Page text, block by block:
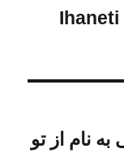
دانلود آهنگ جدید Lara با نام Ihaneti
به نام از تو